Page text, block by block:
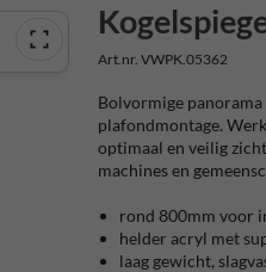
Art.nr. VWPK.05362
Bolvormige
plafondmontage.
optimaal en veilig
machines en
rond 800mm voor
helder acryl met
laag gewicht,